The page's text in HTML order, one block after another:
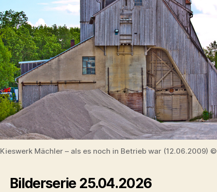
Kieswerk Mächler – als es noch in Betrieb war (12.06.2009)
Bilderserie 25.04.2026